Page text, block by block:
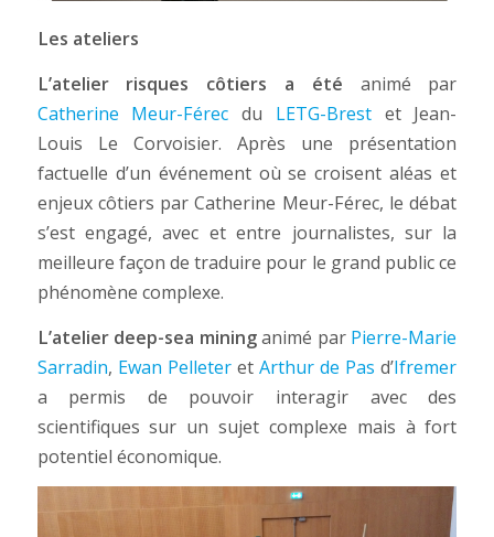
Les ateliers
L’atelier risques côtiers a été animé par
Catherine Meur-Férec du LETG-Brestet Jean-
Louis Le Corvoisier. Après une présentation
factuelle d’un événement où se croisent aléas et
enjeux côtiers par Catherine Meur-Férec, le débat
s’est engagé, avec et entre journalistes, sur la
meilleure façon de traduire pour le grand public ce
phénomène complexe.
L’atelier deep-sea mininganimé par Pierre-Marie
Sarradin, Ewan PelleteretArthur de Pas d’Ifremer
a permis de pouvoir interagir avec des
scientifiques sur un sujet complexe mais à fort
potentiel économique.